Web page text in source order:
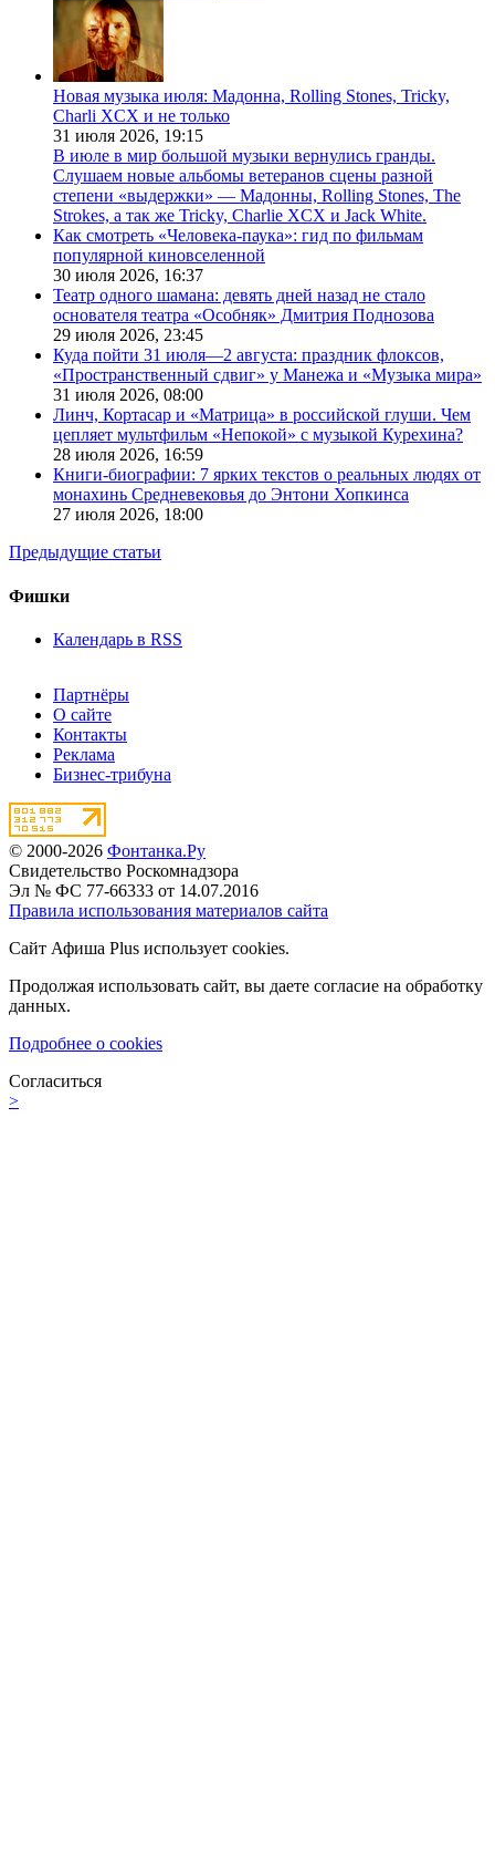
Новая музыка июля: Мадонна, Rolling Stones, Tricky,
Charli XCX и не только
31 июля 2026, 19:15
В июле в мир большой музыки вернулись гранды.
Слушаем новые альбомы ветеранов сцены разной
степени «выдержки» — Мадонны, Rolling Stones, The
Strokes, а так же Tricky, Charlie XCX и Jack White.
Как смотреть «Человека-паука»: гид по фильмам
популярной киновселенной
30 июля 2026, 16:37
Театр одного шамана: девять дней назад не стало
основателя театра «Особняк» Дмитрия Поднозова
29 июля 2026, 23:45
Куда пойти 31 июля—2 августа: праздник флоксов,
«Пространственный сдвиг» у Манежа и «Музыка мира»
31 июля 2026, 08:00
Линч, Кортасар и «Матрица» в российской глуши. Чем
цепляет мультфильм «Непокой» с музыкой Курехина?
28 июля 2026, 16:59
Книги-биографии: 7 ярких текстов о реальных людях от
монахинь Средневековья до Энтони Хопкинса
27 июля 2026, 18:00
Предыдущие статьи
Фишки
Календарь в RSS
Партнёры
О сайте
Контакты
Реклама
Бизнес-трибуна
© 2000-2026 Фонтанка.Ру
Свидетельство Роскомнадзора
Эл № ФС 77-66333 от 14.07.2016
Правила использования материалов сайта
Сайт Афиша Plus использует cookies.
Продолжая использовать сайт, вы даете согласие на обработку
данных.
Подробнее о cookies
Согласиться
>